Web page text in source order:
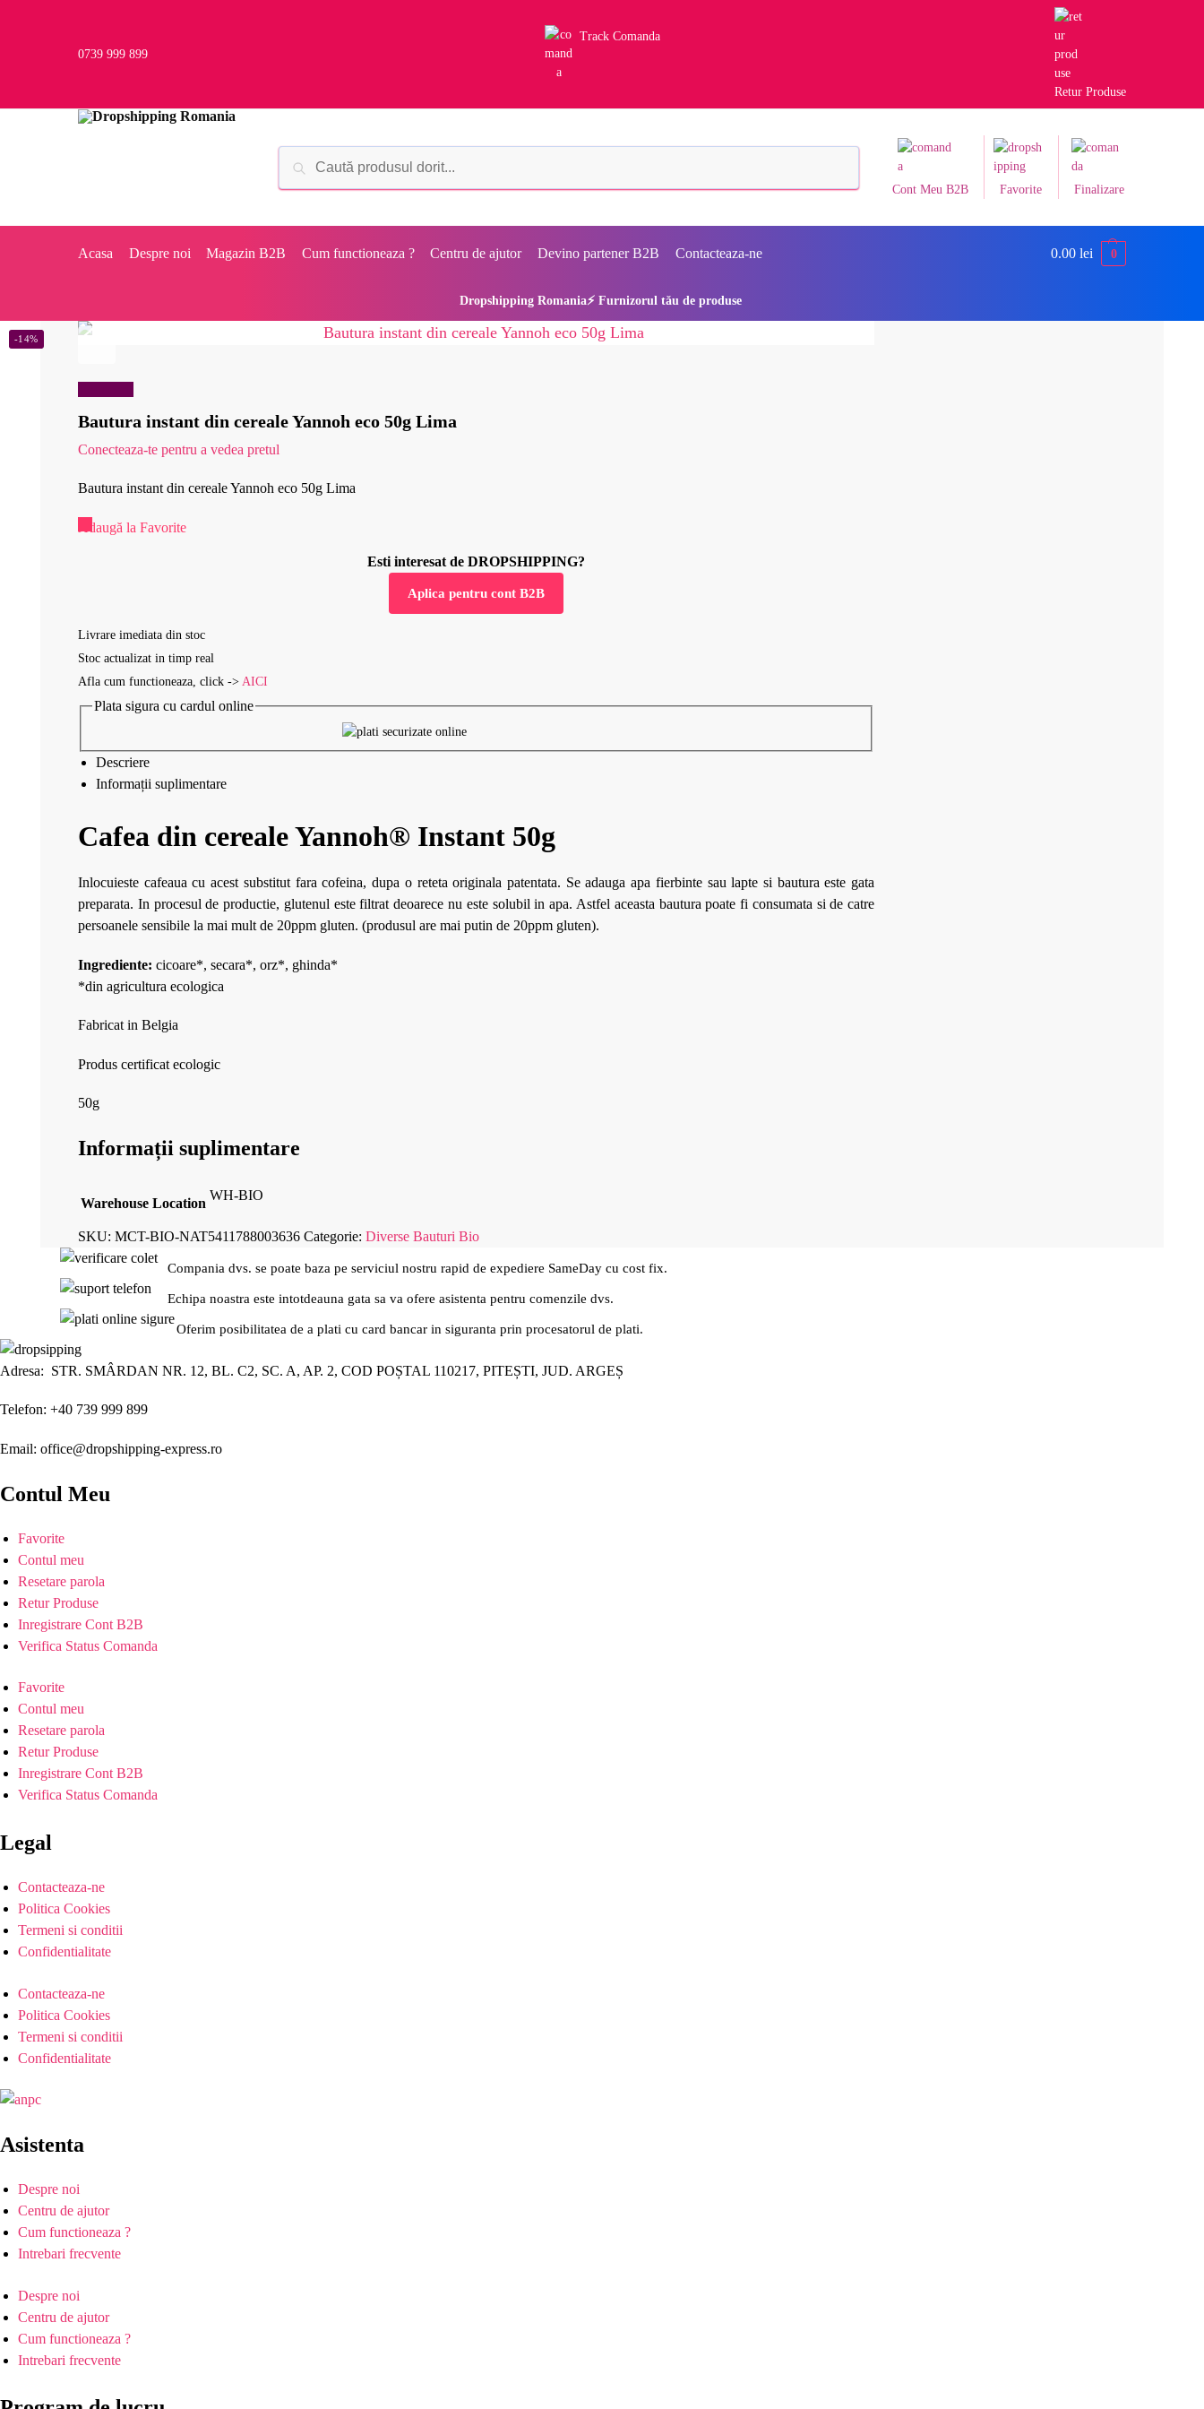
0739 999 899
Track Comanda
Retur Produse
Cont Meu B2B Favorite Finalizare
Acasa Despre noi Magazin B2B Cum functioneaza ? Centru de ajutor Devino partener B2B Contacteaza-ne 0.00 lei 0
Dropshipping Romania⚡ Furnizorul tău de produse
Bautura instant din cereale Yannoh eco 50g Lima
Conecteaza-te pentru a vedea pretul
-14%
Bautura instant din cereale Yannoh eco 50g Lima
Adaugă la Favorite
Esti interesat de DROPSHIPPING?
Aplica pentru cont B2B
Livrare imediata din stoc
Stoc actualizat in timp real
Afla cum functioneaza, click -> AICI
Plata sigura cu cardul online
Descriere
Informații suplimentare
Cafea din cereale Yannoh® Instant 50g
Inlocuieste cafeaua cu acest substitut fara cofeina, dupa o reteta originala patentata. Se adauga apa fierbinte sau lapte si bautura este gata
preparata. In procesul de productie, glutenul este filtrat deoarece nu este solubil in apa. Astfel aceasta bautura poate fi consumata si de catre
persoanele sensibile la mai mult de 20ppm gluten. (produsul are mai putin de 20ppm gluten).
Ingrediente: cicoare*, secara*, orz*, ghinda*
*din agricultura ecologica
Fabricat in Belgia
Produs certificat ecologic
50g
Informații suplimentare
Warehouse Location
WH-BIO
SKU: MCT-BIO-NAT5411788003636 Categorie: Diverse Bauturi Bio
Compania dvs. se poate baza pe serviciul nostru rapid de expediere SameDay cu cost fix.
Echipa noastra este intotdeauna gata sa va ofere asistenta pentru comenzile dvs.
Oferim posibilitatea de a plati cu card bancar in siguranta prin procesatorul de plati.
Adresa: STR. SMÂRDAN NR. 12, BL. C2, SC. A, AP. 2, COD POȘTAL 110217, PITEȘTI, JUD. ARGEȘ
Telefon: +40 739 999 899
Email: office@dropshipping-express.ro
Contul Meu
Favorite
Contul meu
Resetare parola
Retur Produse
Inregistrare Cont B2B
Verifica Status Comanda
Favorite
Contul meu
Resetare parola
Retur Produse
Inregistrare Cont B2B
Verifica Status Comanda
Legal
Contacteaza-ne
Politica Cookies
Termeni si conditii
Confidentialitate
Contacteaza-ne
Politica Cookies
Termeni si conditii
Confidentialitate
Asistenta
Despre noi
Centru de ajutor
Cum functioneaza ?
Intrebari frecvente
Despre noi
Centru de ajutor
Cum functioneaza ?
Intrebari frecvente